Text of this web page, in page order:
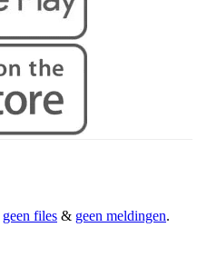
geen files & geen meldingen.